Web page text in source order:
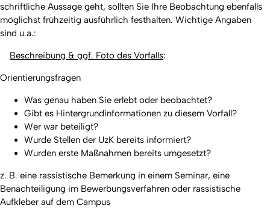
schriftliche Aussage geht, sollten Sie Ihre Beobachtung ebenfalls
möglichst frühzeitig ausführlich festhalten. Wichtige Angaben
sind u.a.:
Beschreibung & ggf. Foto des Vorfalls:
Orientierungsfragen
Was genau haben Sie erlebt oder beobachtet?
Gibt es Hintergrundinformationen zu diesem Vorfall?
Wer war beteiligt?
Wurde Stellen der UzK bereits informiert?
Wurden erste Maßnahmen bereits umgesetzt?
z. B. eine rassistische Bemerkung in einem Seminar, eine
Benachteiligung im Bewerbungsverfahren oder rassistische
Aufkleber auf dem Campus